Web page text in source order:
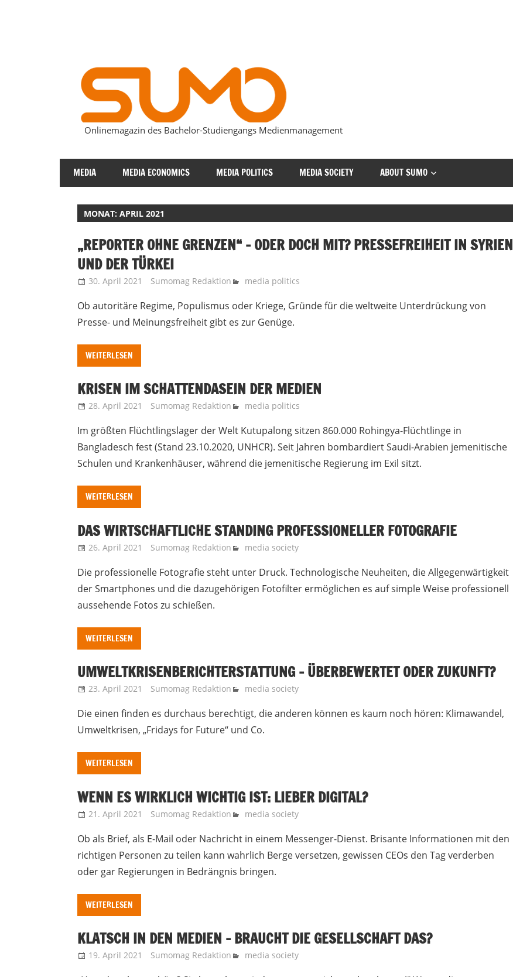
SUMOmag
Onlinemagazin des Bachelor-Studiengangs Medienmanagement
MEDIA MEDIA ECONOMICS MEDIA POLITICS MEDIA SOCIETY ABOUT SUMO
MONAT:APRIL 2021
„REPORTER OHNE GRENZEN“ – ODER DOCH MIT? PRESSEFREIHEIT IN SYRIEN
UND DER TÜRKEI
30. April 2021 Sumomag Redaktion media politics
Ob autoritäre Regime, Populismus oder Kriege, Gründe für die weltweite Unterdrückung von
Presse- und Meinungsfreiheit gibt es zur Genüge.
WEITERLESEN
KRISEN IM SCHATTENDASEIN DER MEDIEN
28. April 2021 Sumomag Redaktion media politics
Im größten Flüchtlingslager der Welt Kutupalong sitzen 860.000 Rohingya-Flüchtlinge in
Bangladesch fest (Stand 23.10.2020, UNHCR). Seit Jahren bombardiert Saudi-Arabien jemenitische
Schulen und Krankenhäuser, während die jemenitische Regierung im Exil sitzt.
WEITERLESEN
DAS WIRTSCHAFTLICHE STANDING PROFESSIONELLER FOTOGRAFIE
26. April 2021 Sumomag Redaktion media society
Die professionelle Fotografie steht unter Druck. Technologische Neuheiten, die Allgegenwärtigkeit
der Smartphones und die dazugehörigen Fotofilter ermöglichen es auf simple Weise professionell
aussehende Fotos zu schießen.
WEITERLESEN
UMWELTKRISENBERICHTERSTATTUNG – ÜBERBEWERTET ODER ZUKUNFT?
23. April 2021 Sumomag Redaktion media society
Die einen finden es durchaus berechtigt, die anderen können es kaum noch hören: Klimawandel,
Umweltkrisen, „Fridays for Future“ und Co.
WEITERLESEN
WENN ES WIRKLICH WICHTIG IST: LIEBER DIGITAL?
21. April 2021 Sumomag Redaktion media society
Ob als Brief, als E-Mail oder Nachricht in einem Messenger-Dienst. Brisante Informationen mit den
richtigen Personen zu teilen kann wahrlich Berge versetzen, gewissen CEOs den Tag verderben
oder gar Regierungen in Bedrängnis bringen.
WEITERLESEN
KLATSCH IN DEN MEDIEN – BRAUCHT DIE GESELLSCHAFT DAS?
19. April 2021 Sumomag Redaktion media society